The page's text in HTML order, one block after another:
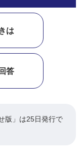
は
答
版」は25日発行で